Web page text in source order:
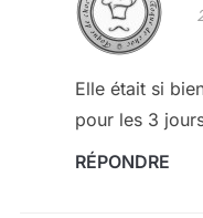
Elle était si
pour les 3
RÉPONDRE